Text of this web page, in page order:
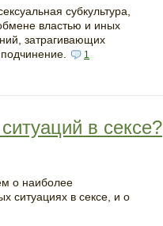
субкультура,
властью и иных
затрагивающих
1
в сексе?
о наиболее
ситуациях в сексе, и о